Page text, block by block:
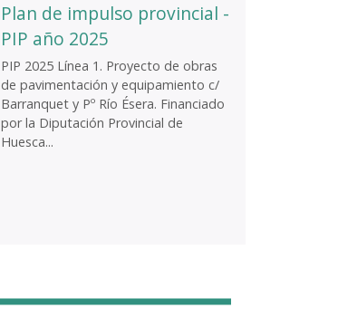
Plan de impulso provincial -
PIP año 2025
PIP 2025 Línea 1. Proyecto de obras
de pavimentación y equipamiento c/
Barranquet y Pº Río Ésera. Financiado
por la Diputación Provincial de
Huesca...